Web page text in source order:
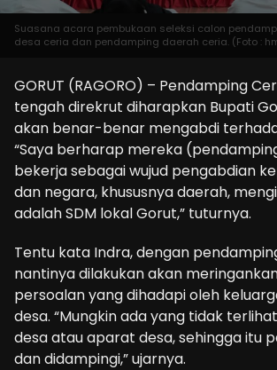
Suasana acara pembukaan seleksi calon
desa ceria dan pendamping daerah ceria. (Foto :
GORUT (RAGORO) – Pendamping
tengah direkrut diharapkan Bupati
akan benar-benar mengabdi
“Saya berharap mereka
bekerja sebagai wujud pengabdian
dan negara, khususnya daerah,
adalah SDM lokal Gorut,” tuturnya.
Tentu kata Indra, dengan
nantinya dilakukan akan
persoalan yang dihadapi oleh
desa. “Mungkin ada yang tidak
desa atau aparat desa, sehingga itu
dan didampingi,” ujarnya.